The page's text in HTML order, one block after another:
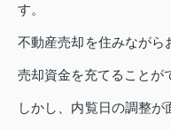
す。
不動産売却を住みながら
売却資金を充てることが
しかし、内覧日の調整